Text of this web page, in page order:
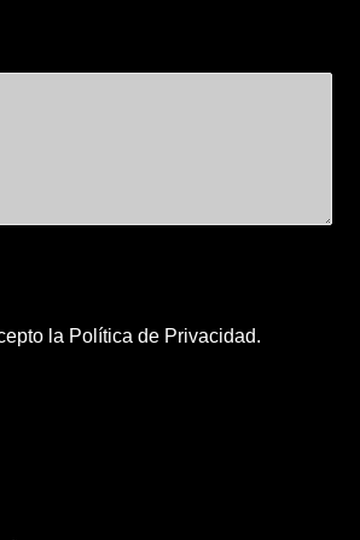
la Política de Privacidad.